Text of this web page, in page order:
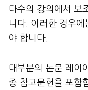
다수의 강의에서 보
니다. 이러한 경우
야 합니다.
대부분의 논문 레이
종 참고문헌을 포함